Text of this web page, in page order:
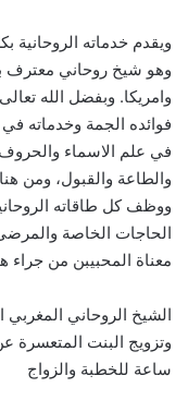
ويقدم خدماته
وهو شيخ روحاني معترف
وامريكا. وبفضل الله
فوائده الجمة وخدماته
في علم الاسماء والحروف
والطاعة والقبول، ومن
ووظف كل طاقاته
الحاجات الخاصة
معناة المحبيبن من جراء
الشيخ الروحاني
ساعة للخطبة والزواج